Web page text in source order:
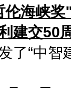
伦海峡
建交50
了“中智